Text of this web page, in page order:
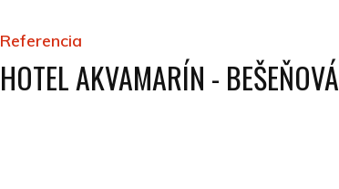
Referencia
HOTEL AKVAMARÍN - BEŠEŇOVÁ